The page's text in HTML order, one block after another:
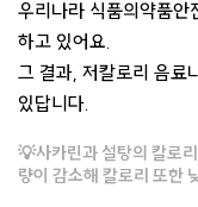
우리나라 식품의약품안
하고 있어요.
그 결과, 저칼로리 음료
있답니다.
💡사카린과 설탕의 칼로
량이 감소해 칼로리 또한